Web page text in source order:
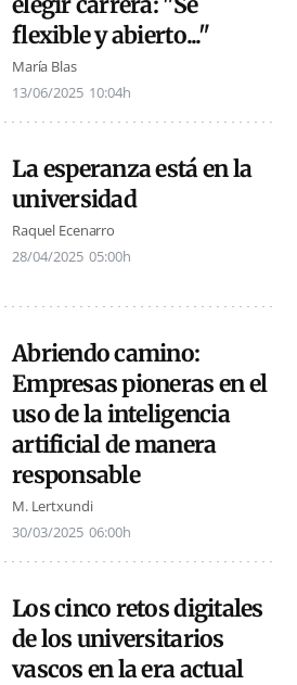
flexible y abierto..."
María Blas
13/06/2025 10:04h
La esperanza está en la
universidad
Raquel Ecenarro
28/04/2025 05:00h
Abriendo camino:
Empresas pioneras en el
uso de la inteligencia
artificial de manera
responsable
M. Lertxundi
30/03/2025 06:00h
Los cinco retos digitales
de los universitarios
vascos en la era actual